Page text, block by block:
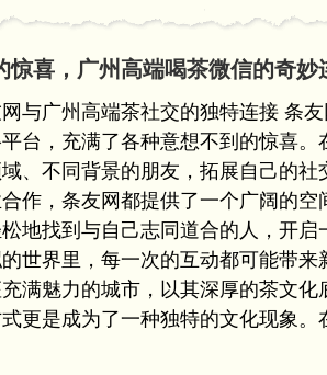
惊喜，广州高端喝茶微信的奇妙
与广州高端茶社交的独特连接 条
平台，充满了各种意想不到的惊喜
、不同背景的朋友，拓展自己的
作，条友网都提供了一个广阔的空
地找到与自己志同道合的人，开启
世界里，每一次的互动都可能带来
满魅力的城市，以其深厚的茶文化
更是成为了一种独特的文化现象。